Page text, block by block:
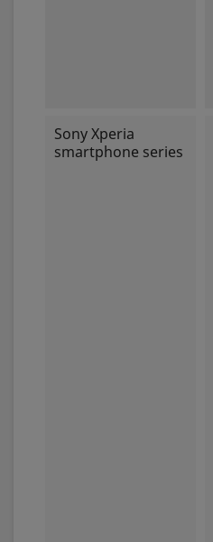
Sony Xperia
smartphone series